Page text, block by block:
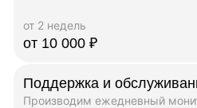
от 2 недель
от 10 000 ₽
Поддержка и
Производим ежедневный